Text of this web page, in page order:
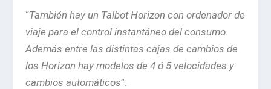
“También hay un Talbot Horizon con ordenador de
viaje para el control instantáneo del consumo.
Además entre las distintas cajas de cambios de
los Horizon hay modelos de 4 ó 5 velocidades y
cambios automáticos”.